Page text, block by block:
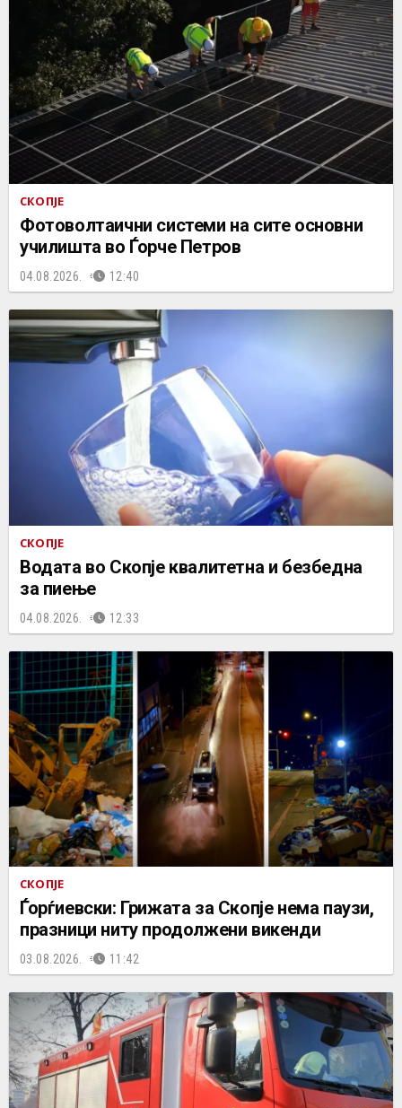
СКОПЈЕ
Фотоволтаични системи на сите основни
училишта во Ѓорче Петров
04.08.2026. 12:40
СКОПЈЕ
Водата во Скопје квалитетна и безбедна
за пиење
04.08.2026. 12:33
СКОПЈЕ
Ѓорѓиевски: Грижата за Скопје нема паузи,
празници ниту продолжени викенди
03.08.2026. 11:42